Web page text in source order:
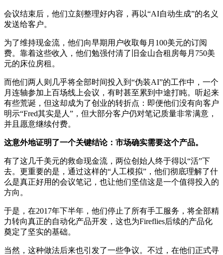
会议结束后，他们立刻整理好内容，再以“AI自动生成”的名义
发送给客户。
为了维持现金流，他们向早期用户收取每月100美元的订阅
费。靠着这些收入，他们勉强付清了旧金山合租房每月750美
元的床位房租。
而他们两人则几乎将全部时间投入到“伪装AI”的工作中，一个
月连轴参加上百场线上会议，有时甚至累到中途打盹。听起来
有些荒诞，但这却成为了创业的转折点：即便他们没有向客户
明示“Fred其实是人”，但大部分客户仍对笔记质量非常满意，
并且愿意继续付费。
这意外地证明了一个关键结论：市场确实需要这个产品。
有了这几千美元的救命现金流，两位创始人终于得以“活”下
去。更重要的是，通过这样的“人工模拟”，他们彻底理解了什
么是真正好用的会议笔记，也让他们坚信这是一个值得投入的
方向。
于是，在2017年下半年，他们停止了所有手工服务，将全部精
力转向真正的自动化产品开发，这也为Fireflies后续的产品化
奠定了坚实的基础。
当然，这种做法后来也引发了一些争议。不过，在他们正式寻